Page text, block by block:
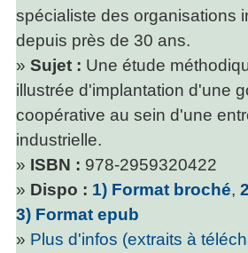
spécialiste des organisations
depuis près de 30 ans.
» Sujet : Une étude
illustrée d'implantation d'une
coopérative au sein d'une
industrielle.
» ISBN : 978-2959320422
» Dispo : 1) Format broché,
3) Format epub
» Plus d'infos (extraits à